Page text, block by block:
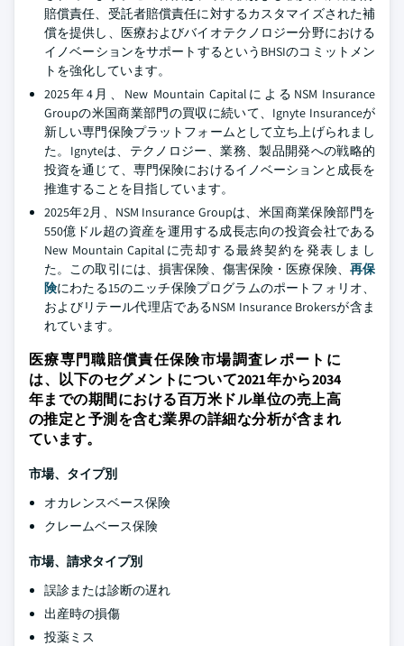
賠償責任、受託者賠償責任に対するカスタマイズされた補
償を提供し、医療およびバイオテクノロジー分野における
イノベーションをサポートするというBHSIのコミットメン
トを強化しています。
2025年4月、New Mountain CapitalによるNSM Insurance
Groupの米国商業部門の買収に続いて、Ignyte Insuranceが
新しい専門保険プラットフォームとして立ち上げられまし
た。Ignyteは、テクノロジー、業務、製品開発への戦略的
投資を通じて、専門保険におけるイノベーションと成長を
推進することを目指しています。
2025年2月、NSM Insurance Groupは、米国商業保険部門を
550億ドル超の資産を運用する成長志向の投資会社である
New Mountain Capitalに売却する最終契約を発表しまし
た。この取引には、損害保険、傷害保険・医療保険、 再保
険にわたる15のニッチ保険プログラムのポートフォリオ、
およびリテール代理店であるNSM Insurance Brokersが含ま
れています。
医療専門職賠償責任保険市場調査レポートに
は、以下のセグメントについて2021年から2034
年までの期間における百万米ドル単位の売上高
の推定と予測を含む業界の詳細な分析が含まれ
ています。
市場、タイプ別
オカレンスベース保険
クレームベース保険
市場、請求タイプ別
誤診または診断の遅れ
出産時の損傷
投薬ミス